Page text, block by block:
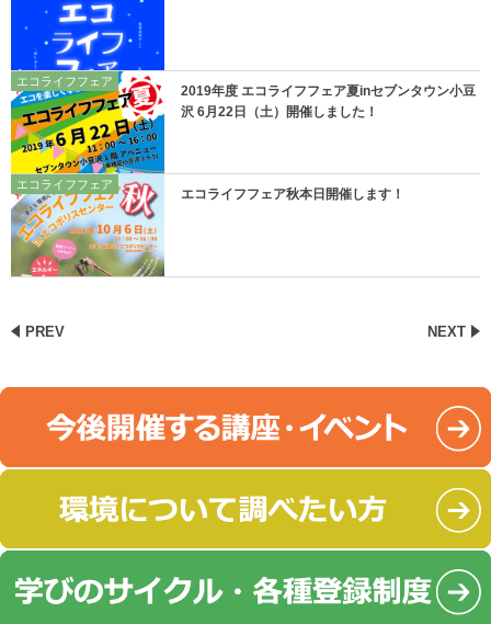
エコライフフェア
2019年度 エコライフフェア夏inセブンタウン小豆
沢 6月22日（土）開催しました！
エコライフフェア
エコライフフェア秋本日開催します！
PREV NEXT